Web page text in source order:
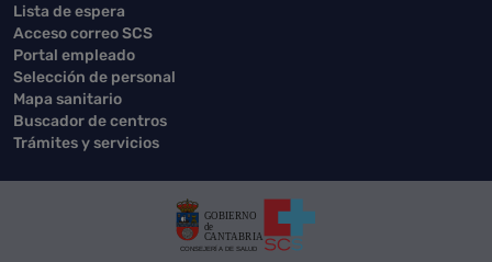
Lista de espera
Acceso correo SCS
Portal empleado
Selección de personal
Mapa sanitario
Buscador de centros
Trámites y servicios